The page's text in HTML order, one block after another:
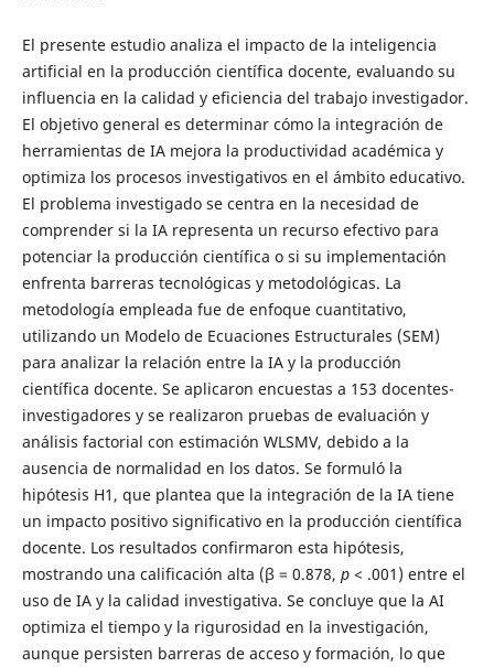
El presente estudio analiza el impacto de la inteligencia
artificial en la producción científica docente, evaluando su
influencia en la calidad y eficiencia del trabajo investigador.
El objetivo general es determinar cómo la integración de
herramientas de IA mejora la productividad académica y
optimiza los procesos investigativos en el ámbito educativo.
El problema investigado se centra en la necesidad de
comprender si la IA representa un recurso efectivo para
potenciar la producción científica o si su implementación
enfrenta barreras tecnológicas y metodológicas. La
metodología empleada fue de enfoque cuantitativo,
utilizando un Modelo de Ecuaciones Estructurales (SEM)
para analizar la relación entre la IA y la producción
científica docente. Se aplicaron encuestas a 153 docentes-
investigadores y se realizaron pruebas de evaluación y
análisis factorial con estimación WLSMV, debido a la
ausencia de normalidad en los datos. Se formuló la
hipótesis H1, que plantea que la integración de la IA tiene
un impacto positivo significativo en la producción científica
docente. Los resultados confirmaron esta hipótesis,
mostrando una calificación alta (β = 0.878, p< .001) entre el
uso de IA y la calidad investigativa. Se concluye que la AI
optimiza el tiempo y la rigurosidad en la investigación,
aunque persisten barreras de acceso y formación, lo que